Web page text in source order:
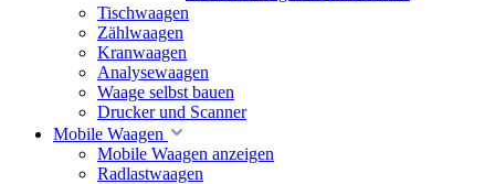
Tischwaagen
Zählwaagen
Kranwaagen
Analysewaagen
Waage selbst bauen
Drucker und Scanner
Mobile Waagen
Mobile Waagen anzeigen
Radlastwaagen